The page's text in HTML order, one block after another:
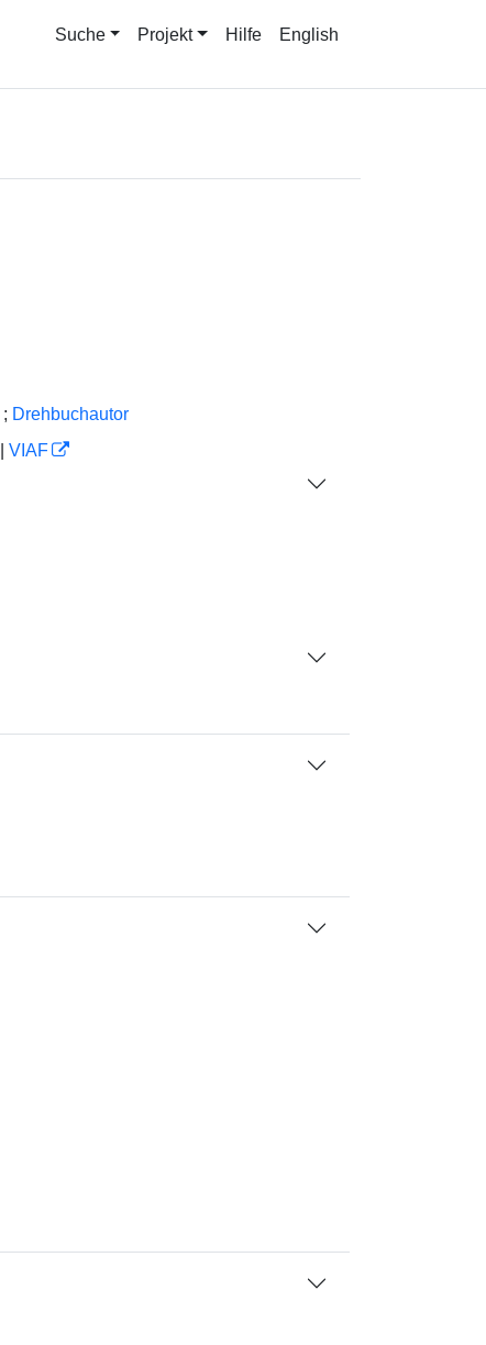
Suche Projekt Hilfe English
; Drehbuchautor
VIAF